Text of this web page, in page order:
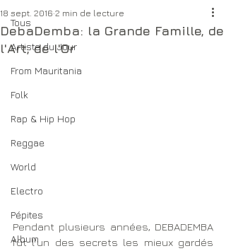
Tous
Artiste du Jour
From Mauritania
Folk
Rap & Hip Hop
Reggae
World
Electro
Pépites
Album
DebaDemba: la Grande Famille, de
l'Art, de l'Or
18 sept. 2016 2 min de lecture
Pendant plusieurs années, DEBADEMBA
fût l'un des secrets les mieux gardés